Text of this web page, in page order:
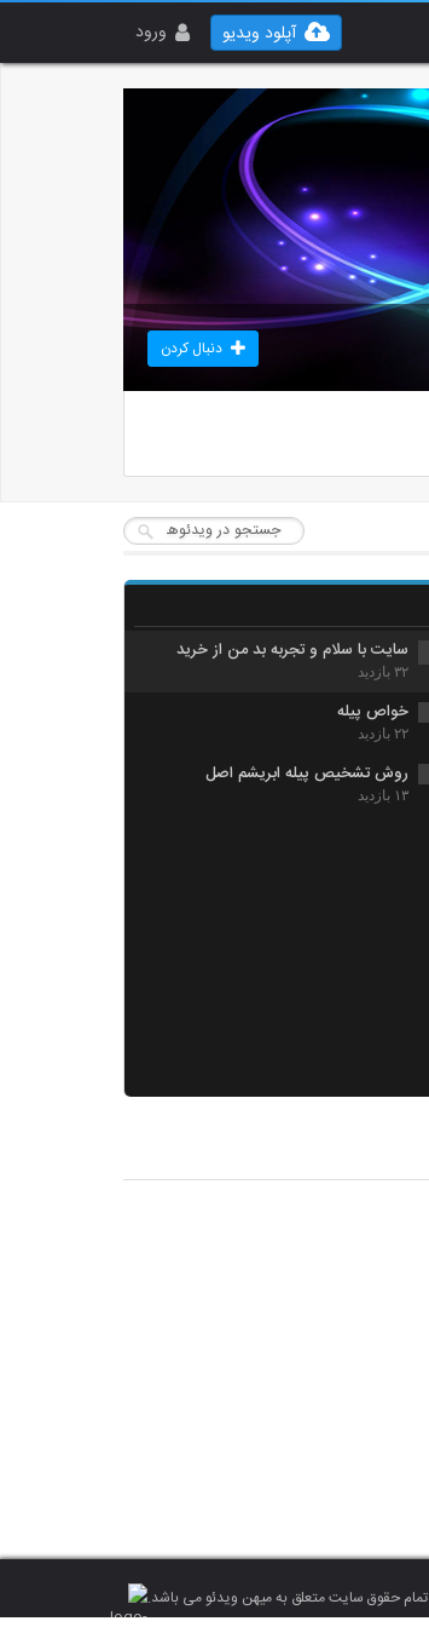
ورود آپلود ویدیو
دنبال کردن
سایت با سلام و تجربه بد من از خرید
۳۲ بازدید
خواص پیله
۲۲ بازدید
روش تشخیص پیله ابریشم اصل
۱۳ بازدید
تمام حقوق سایت متعلق به میهن ویدئو می باشد.